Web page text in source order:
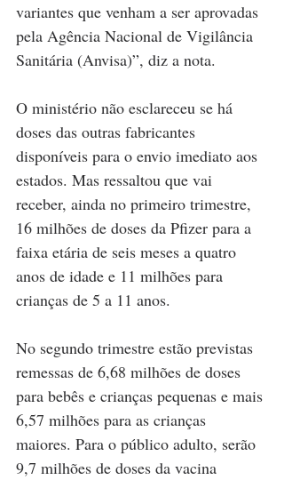
variantes que venham a ser aprovadas
pela Agência Nacional de Vigilância
Sanitária (Anvisa)”, diz a nota.
O ministério não esclareceu se há
doses das outras fabricantes
disponíveis para o envio imediato aos
estados. Mas ressaltou que vai
receber, ainda no primeiro trimestre,
16 milhões de doses da Pfizer para a
faixa etária de seis meses a quatro
anos de idade e 11 milhões para
crianças de 5 a 11 anos.
No segundo trimestre estão previstas
remessas de 6,68 milhões de doses
para bebês e crianças pequenas e mais
6,57 milhões para as crianças
maiores. Para o público adulto, serão
9,7 milhões de doses da vacina